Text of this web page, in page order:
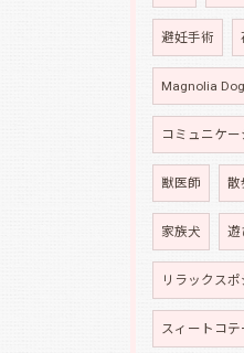
避妊手術
Magnolia
コミュニケー
獣医師 散
家族犬 遊
リラックス
スィートコテ